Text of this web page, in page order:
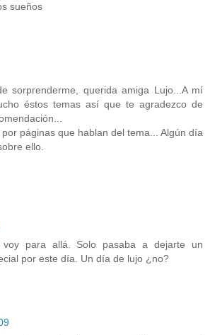
sueños
sorprenderme, querida amiga Lujo...A mí
éstos temas así que te agradezco de
páginas que hablan del tema... Algún día
ello.
voy para allá. Solo pasaba a dejarte un
por este día. Un día de lujo ¿no?